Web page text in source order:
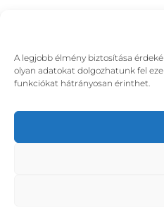
A legjobb élmény biztosítása
olyan adatokat dolgozhatunk fel
funkciókat hátrányosan érinthet.